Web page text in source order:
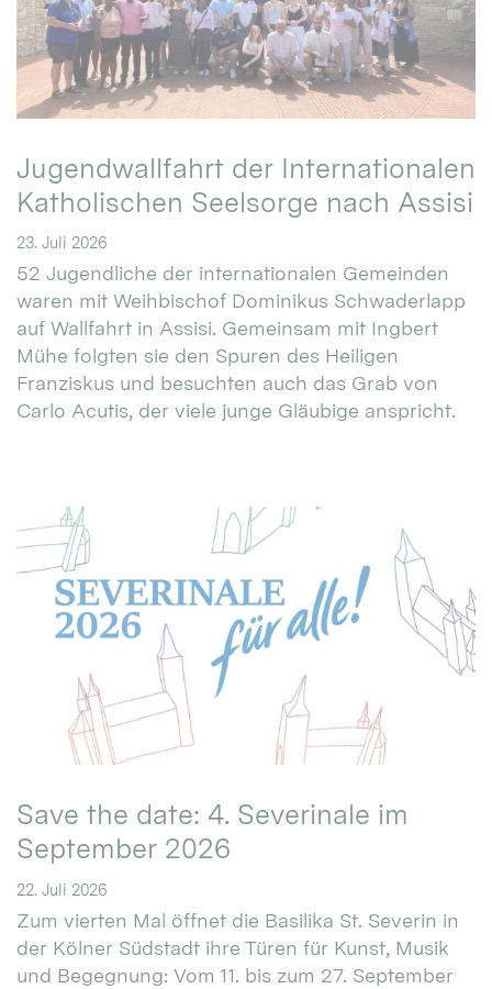
Jugendwallfahrt der Internationalen
Katholischen Seelsorge nach Assisi
23. Juli 2026
52 Jugendliche der internationalen Gemeinden
waren mit Weihbischof Dominikus Schwaderlapp
auf Wallfahrt in Assisi. Gemeinsam mit Ingbert
Mühe folgten sie den Spuren des Heiligen
Franziskus und besuchten auch das Grab von
Carlo Acutis, der viele junge Gläubige anspricht.
Save the date: 4. Severinale im
September 2026
22. Juli 2026
Zum vierten Mal öffnet die Basilika St. Severin in
der Kölner Südstadt ihre Türen für Kunst, Musik
und Begegnung: Vom 11. bis zum 27. September